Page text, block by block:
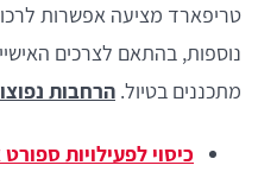
טריפארד מציעה אפשרות
נוספות, בהתאם לצרכים
מתכננים בטיול. הרחבות
כיסוי לפעילויות